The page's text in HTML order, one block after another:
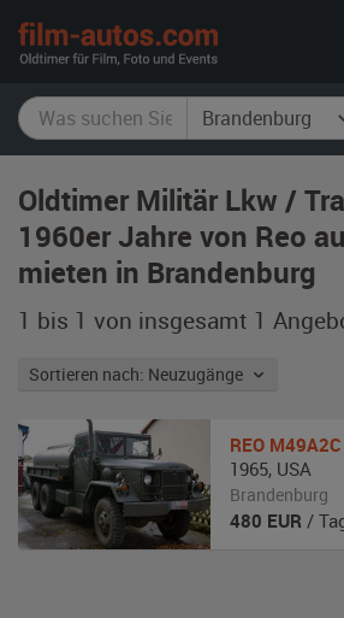
Oldtimer Militär Lkw /
1960er Jahre von Reo
mieten in Brandenburg
1 bis 1 von insgesamt 1
Sortieren nach: Neuzugänge
REO M49A2C
1965, USA
Brandenburg
480 EUR /